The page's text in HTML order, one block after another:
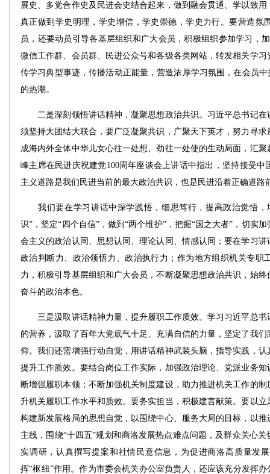
展史、多党合作史及民进会史结合起来，做到融会贯通、学以致
真正做到学史明理，学史增信，学史崇德，学史力行。要营造氛
员，还要动员引导各基层组织和广大会员，积极组织参加学习，
微信工作群、会员群、民进公众号和各级各类网站，转发相关学
传学习典型事迹，传播活动正能量，营造浓厚学习氛围，在会员
的热潮。
二是深刻领悟讲话精神，凝聚思想政治共识。习近平总书记在
须坚持大团结大联合，要广泛凝聚共识，广聚天下英才，努力寻
成海内外全体中华儿女心往一处想、劲往一处使的生动局面，汇
峰主席在民进庆祝建党100周年座谈会上讲话中指出，坚持接受
主义道路是我们民进当前的最大政治共识，也是民进沿着正确道路
我们要在学习讲话中深学践悟，细思笃行，提高政治觉悟，
识”，坚定“四个自信”，做到“两个维护”，把握“国之大者”，切实
会主义的政治认同、思想认同、理论认同、情感认同；要在学习
政治判断力、政治领悟力、政治执行力；作为地方组织机关专职
力，积极引导基层组织和广大会员，不断凝聚思想政治共识，始
奋斗的政治本色。
三是汲取讲话精神力量，提升履职工作质效。学习习近平总书
的营养，汲取了百年大党底气十足、充满自信的力量，坚定了我
仰。我们还需增强行动自觉，用讲话精神武装头脑，指导实践，
提升工作质效。要结合岗位工作实际，加强政治理论、党派业务
断增强履职本领；不断加强机关制度建设，助力推进机关工作的
升机关履职工作水平和质效。要务实担当，积极建言献策。要以
构建新发展格局的思想自觉，以围绕中心、服务大局的目标，以
主线，围绕“十四五”规划和商洛发展热点难点问题，及群众关心
实调研，认真撰写提案和社情民意信息，为促进商洛高质量发
挥“枢纽”作用。作为市委会机关办公室负责人，还应该充分发挥